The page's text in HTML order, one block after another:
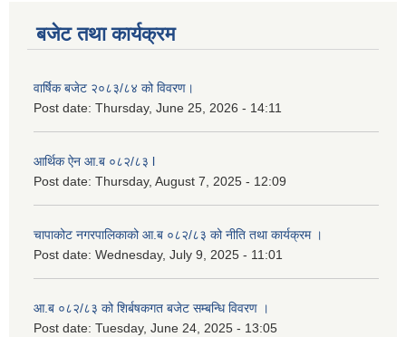
बजेट तथा कार्यक्रम
वार्षिक बजेट २०८३/८४ को विवरण।
Post date: Thursday, June 25, 2026 - 14:11
आर्थिक ऐन आ.ब ०८२/८३ l
Post date: Thursday, August 7, 2025 - 12:09
चापाकोट नगरपालिकाको आ.ब ०८२/८३ को नीति तथा कार्यक्रम ।
Post date: Wednesday, July 9, 2025 - 11:01
आ.ब ०८२/८३ को शिर्बषकगत बजेट सम्बन्धि विवरण ।
Post date: Tuesday, June 24, 2025 - 13:05